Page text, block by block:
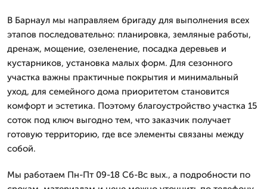
В Барнаул мы направляем бригаду для выполнения всех
этапов последовательно: планировка, земляные работы,
дренаж, мощение, озеленение, посадка деревьев и
кустарников, установка малых форм. Для сезонного
участка важны практичные покрытия и минимальный
уход, для семейного дома приоритетом становится
комфорт и эстетика. Поэтому благоустройство участка 15
соток под ключ выгодно тем, что заказчик получает
готовую территорию, где все элементы связаны между
собой.
Мы работаем Пн-Пт 09-18 Сб-Вс вых., а подробности по